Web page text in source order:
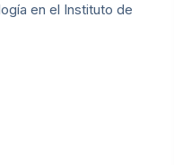
en el Instituto de